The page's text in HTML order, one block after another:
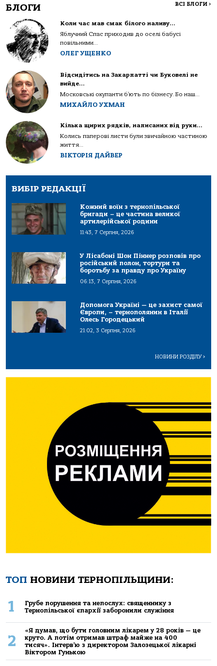
БЛОГИ ВСІ БЛОГИ >
Коли час мав смак білого наливу…
Яблучний Спас приходив до оселі бабусі
повільними...
ОЛЕГ УЩЕНКО
Відсидітись на Закарпатті чи Буковелі не
вийде…
Московські окупанти б’ють по бізнесу. Бо наш...
МИХАЙЛО УХМАН
Кілька щирих рядків, написаних від руки…
Колись паперові листи були звичайною частиною
життя...
ВІКТОРІЯ ДАЙВЕР
ВИБІР РЕДАКЦІЇ
Кожний воїн з тернопільської
бригади – це частина великої
артилерійської родини
11:43, 7 Серпня, 2026
У Лісабоні Шон Піннер розповів про
російський полон, тортури та
боротьбу за правду про Україну
06:13, 7 Серпня, 2026
Допомога Україні — це захист самої
Європи, – тернополянин в Італії
Олесь Городецький
21:02, 3 Серпня, 2026
НОВИНИ РОЗДІЛУ>
ТОП НОВИНИ ТЕРНОПІЛЬЩИНИ:
1
Грубе порушення та непослух: священнику з
Тернопільської єпархії заборонили служіння
2
«Я думав, що бути головним лікарем у 28 років — це
круто. А потім отримав штраф майже на 400
тисяч». Інтерв’ю з директором Залозецької лікарні
Віктором Гунькою